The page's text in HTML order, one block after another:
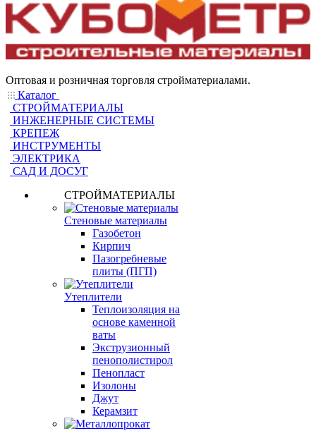
Оптовая и розничная торговля стройматериалами.
Каталог
СТРОЙМАТЕРИАЛЫ
ИНЖЕНЕРНЫЕ СИСТЕМЫ
КРЕПЕЖ
ИНСТРУМЕНТЫ
ЭЛЕКТРИКА
САД И ДОСУГ
СТРОЙМАТЕРИАЛЫ
Стеновые материалы
Газобетон
Кирпич
Пазогребневые
плиты (ПГП)
Утеплители
Теплоизоляция на
основе каменной
ваты
Экструзионный
пенополистирол
Пенопласт
Изолоны
Джут
Керамзит